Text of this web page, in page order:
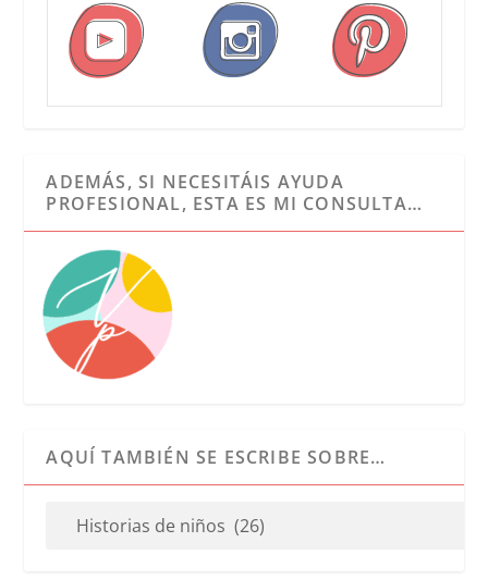
ADEMÁS, SI NECESITÁIS AYUDA
PROFESIONAL, ESTA ES MI CONSULTA…
AQUÍ TAMBIÉN SE ESCRIBE SOBRE…